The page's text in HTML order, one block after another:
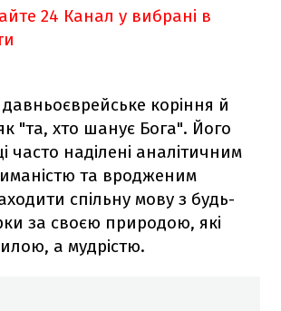
24 Канал у вибрані в
коріння й
"та, хто шанує Бога". Його
часто наділені аналітичним
та вродженим
спільну мову з будь-
за своєю природою, які
а мудрістю.